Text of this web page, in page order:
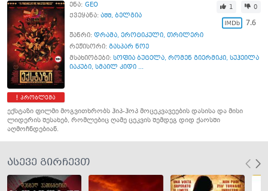
პრობლემა
ენა: GEO
ქვეყანა: აშშ, ბელგია
1 0
7.6
ჟანრი: დრამა, ეროტიკული, თრილერი
რეჟისორი: გასპარ ნოე
მსახიობები: სოფია ბუტელა, რომენ გიერმიკი, სუჰეილა
იაკუბი, სმაილ კიდი ...
ექსტაზი ფილმი მოგვითხრობს ჰიპ-ჰოპ მოცეკვავეების დასისა და მისი
ლიდერის შესახებ, რომლებიც ღამე ცეკვის შემდეგ დიდ ქაოსში
აღმოჩნდებიან.
ასევე გირჩევთ